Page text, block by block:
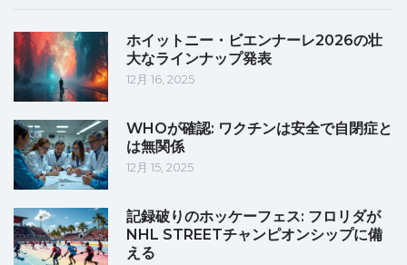
ホイットニー・ビエンナーレ2026の壮
大なラインナップ発表
12月 16, 2025
WHOが確認: ワクチンは安全で自閉症と
は無関係
12月 15, 2025
記録破りのホッケーフェス: フロリダが
NHL STREETチャンピオンシップに備
える